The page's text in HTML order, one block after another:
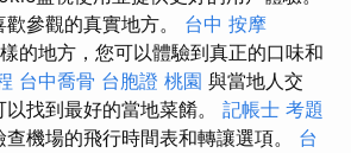
參觀的真實地方。 台中 按摩
的地方，您可以體驗到真正的口味和
台中喬骨 台胞證 桃園 與當地人交
找到最好的當地菜餚。 記帳士 考題
機場的飛行時間表和轉讓選項。 台